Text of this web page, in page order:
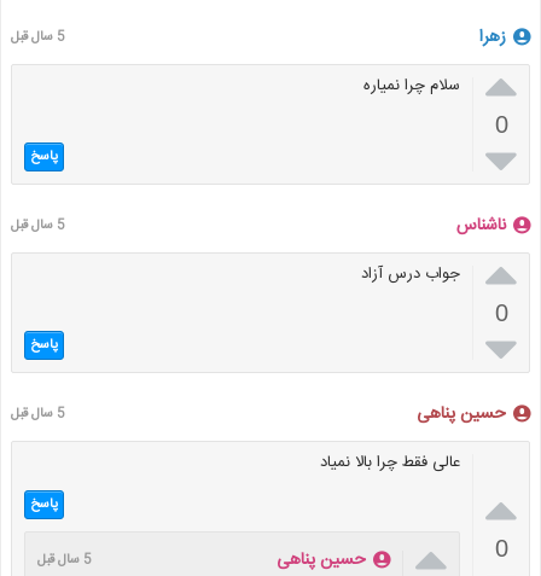
زهرا 5 سال قبل

0

سلام چرا نمیاره
پاسخ
ناشناس 5 سال قبل

0

جواب درس آزاد
پاسخ
حسین پناهی 5 سال قبل

0
عالی فقط چرا بالا نمیاد
پاسخ
 حسین پناهی 5 سال قبل